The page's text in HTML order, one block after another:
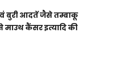
बुरी आदतें जैसे तम्बाकू
कैंसर इत्यादि की